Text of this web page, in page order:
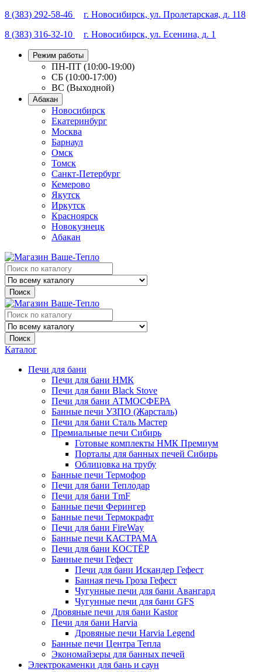
8 (383) 292-58-46
г. Новосибирск, ул. Пролетарская, д. 118
8 (383) 316-32-10
г. Новосибирск, ул. Есенина, д. 1
Режим работы
ПН-ПТ (10:00-19:00)
СБ (10:00-17:00)
ВС (Выходной)
Абакан
Новосибирск
Екатеринбург
Москва
Барнаул
Омск
Томск
Санкт-Петербург
Кемерово
Якутск
Иркутск
Красноярск
Новокузнецк
Абакан
Поиск
Поиск
Каталог
Печи для бани
Печи для бани НМК
Печи для бани Black Stove
Печи для бани АТМОСФЕРА
Банные печи УЗПО (Жарсталь)
Печи для бани Сталь Мастер
Премиальные печи Сибирь
Готовые комплекты НМК Премиум
Порталы для банных печей Сибирь
Облицовка на трубу
Банные печи Термофор
Печи для бани Теплодар
Печи для бани TmF
Банные печи Ферингер
Банные печи Термокрафт
Печи для бани FireWay
Банные печи КАСТРАМА
Печи для бани КОСТЁР
Банные печи Гефест
Печи для бани Искандер Гефест
Банная печь Гроза Гефест
Чугунные печи для бани Авангард
Чугунные печи для бани GFS
Дровяные печи для бани Kastor
Печи для бани Harvia
Дровяные печи Harvia Legend
Банные печи Центра Тепла
Экономайзеры для банных печей
Электрокаменки для бань и саун